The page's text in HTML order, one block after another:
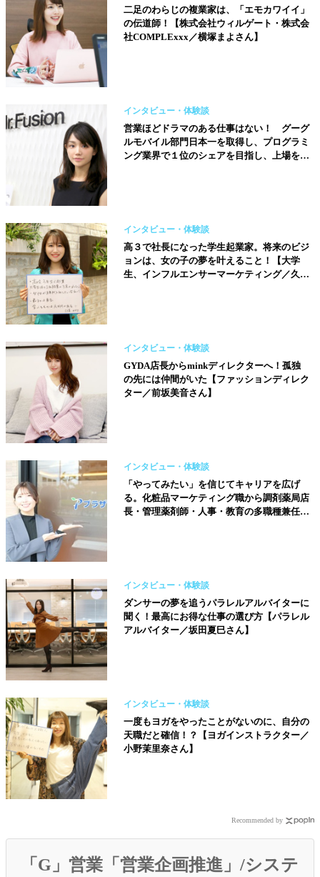
二足のわらじの複業家は、「エモカワイイ」
の伝道師！【株式会社ウィルゲート・株式会
社COMPLExxx／横塚まよさん】
インタビュー・体験談
営業ほどドラマのある仕事はない！ グーグ
ルモバイル部門日本一を取得し、プログラミ
ング業界で１位のシェアを目指し、上場を果
インタビュー・体験談
高３で社長になった学生起業家。将来のビジ
ョンは、女の子の夢を叶えること！【大学
生、インフルエンサーマーケティング／久保
インタビュー・体験談
GYDA店長からminkディレクターへ！孤独
の先には仲間がいた【ファッションディレク
ター／前坂美音さん】
インタビュー・体験談
「やってみたい」を信じてキャリアを広げ
る。化粧品マーケティング職から調剤薬局店
長・管理薬剤師・人事・教育の多職種兼任へ
インタビュー・体験談
ダンサーの夢を追うパラレルアルバイターに
聞く！最高にお得な仕事の選び方【パラレル
アルバイター／坂田夏巳さん】
インタビュー・体験談
一度もヨガをやったことがないのに、自分の
天職だと確信！？【ヨガインストラクター／
小野茉里奈さん】
Recommended by
「G」営業「営業企画推進」/システ